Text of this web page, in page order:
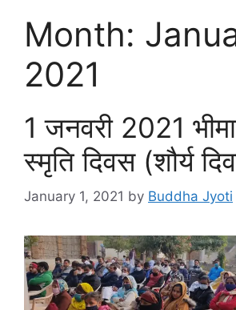
Month:
2021
1 जनवरी 2021
स्मृति दिवस (शौर्य
January 1, 2021 by Buddha Jyoti